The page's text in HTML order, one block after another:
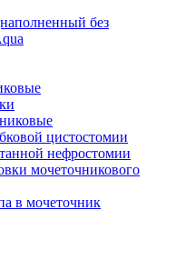
без
цистостомии
нефростомии
мочеточникового
в мочеточник